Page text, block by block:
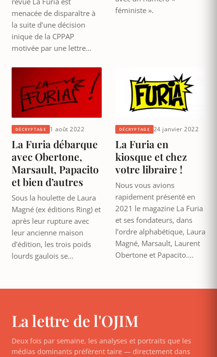
menacée de disparaître à
la suite d’une décision
inique de la CPPAP
motivée par une lettre…
féministe ».
DÉCRYPTAGE 1 août 2022
La Furia débarque
avec Obertone,
Marsault, Papacito
et bien d’autres
Sous la houlette de Laura
Magné (ex éditions Ring) et
après leur rupture avec
leur ancienne maison
d’édition, les trois poids
lourds gaulois se…
DÉCRYPTAGE 24 janvier 2022
La Furia en
kiosque et chez
votre libraire !
Nous vous avions
rapidement présenté en
2021 le magazine La Furia
et ses fondateurs, dans
l’ordre alphabétique, Laura
Magné, Marsault, Laurent
Obertone et Papacito.…
La lettre de l'OJIM
Deux fois par semaine, les analyses et portraits que les
médias dominants préfèrent taire — directement dans